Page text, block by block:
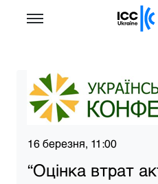
16 березня, 11:00
“Оцінка втрат